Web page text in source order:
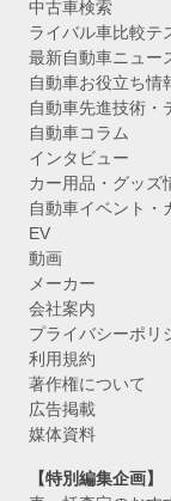
中古車検索
ライバル車比較テ
最新自動車ニュー
自動車お役立ち情
自動車先進技術・
自動車コラム
インタビュー
カー用品・グッズ
自動車イベント・
EV
動画
メーカー
会社案内
プライバシーポリ
利用規約
著作権について
広告掲載
媒体資料
【特別編集企画】